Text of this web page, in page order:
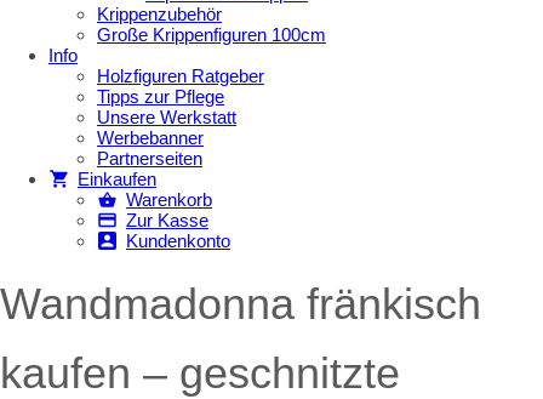
Krippenzubehör
Große Krippenfiguren 100cm
Info
Holzfiguren Ratgeber
Tipps zur Pflege
Unsere Werkstatt
Werbebanner
Partnerseiten
Einkaufen
Warenkorb
Zur Kasse
Kundenkonto
Wandmadonna fränkisch
kaufen – geschnitzte